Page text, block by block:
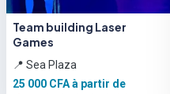
Team building Laser
Games
📍 Sea Plaza
25 000 CFAà partir de